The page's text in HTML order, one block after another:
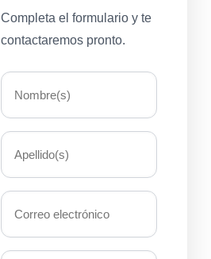
Completa el formulario y te
contactaremos pronto.